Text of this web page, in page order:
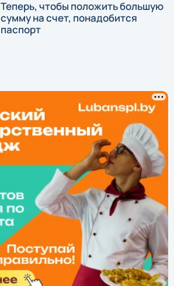
Теперь, чтобы положить большую
сумму на счет, понадобится
паспорт